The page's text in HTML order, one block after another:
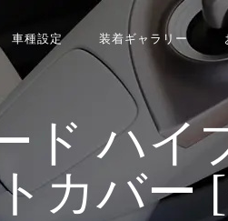
車種設定 装着ギャラリー
ド ハイ
カバー